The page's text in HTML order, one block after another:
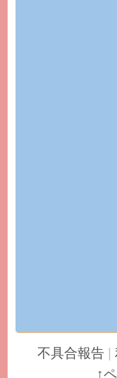
不具合報告
↑